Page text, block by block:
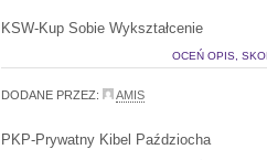
KSW-Kup Sobie Wykształcenie
OCEŃ OPIS,
DODANE PRZEZ: AMIS
PKP-Prywatny Kibel Paździocha